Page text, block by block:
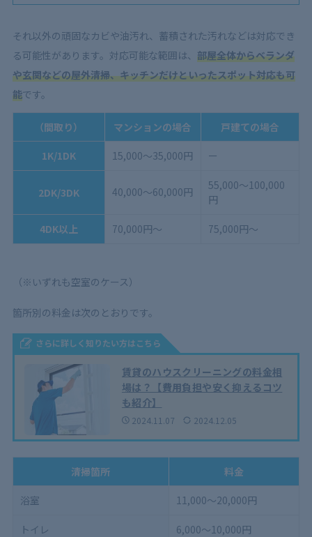
それ以外の頑固なカビや油汚れ、蓄積された汚れなどは対応でき
る可能性があります。対応可能な範囲は、 部屋全体からベランダ
や玄関などの屋外清掃、キッチンだけといったスポット対応も可
能です。
（間取り） マンションの場合 戸建ての場合
1K/1DK 15,000〜35,000円 ー
2DK/3DK 40,000〜60,000円
55,000〜100,000
円
4DK以上 70,000円〜 75,000円〜
（※いずれも空室のケース）
箇所別の料金は次のとおりです。
さらに詳しく知りたい方はこちら
賃貸のハウスクリーニングの料金相
場は？【費用負担や安く抑えるコツ
も紹介】
2024.11.07 2024.12.05
清掃箇所 料金
浴室 11,000〜20,000円
トイレ 6,000〜10,000円